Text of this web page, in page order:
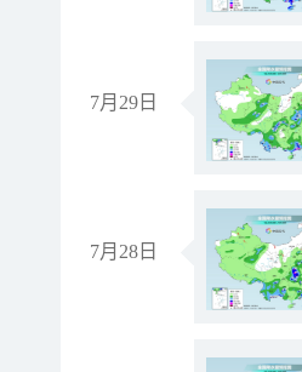
7月29日
7月28日